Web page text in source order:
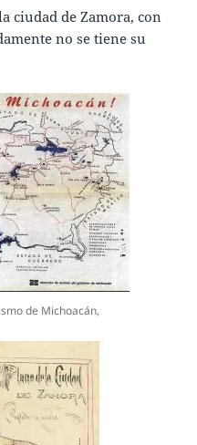
ciudad de Zamora, con
no se tiene su
de Michoacán,